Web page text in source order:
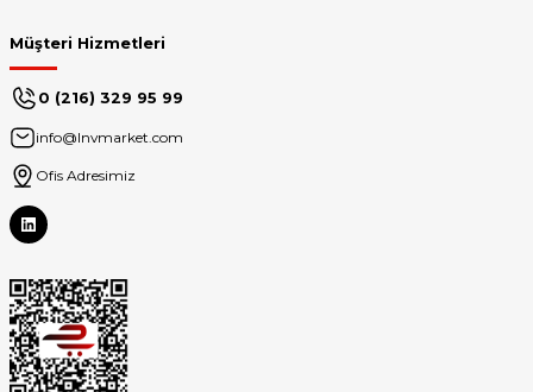
Müşteri Hizmetleri
0 (216) 329 95 99
info@lnvmarket.com
Ofis Adresimiz